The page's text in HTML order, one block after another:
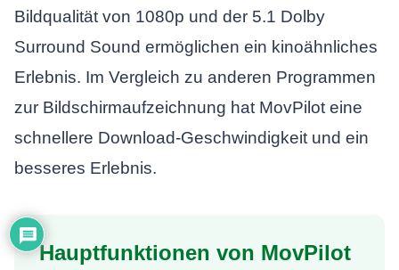
Bildqualität von 1080p und der 5.1 Dolby
Surround Sound ermöglichen ein kinoähnliches
Erlebnis. Im Vergleich zu anderen Programmen
zur Bildschirmaufzeichnung hat MovPilot eine
schnellere Download-Geschwindigkeit und ein
besseres Erlebnis.
Hauptfunktionen von MovPilot